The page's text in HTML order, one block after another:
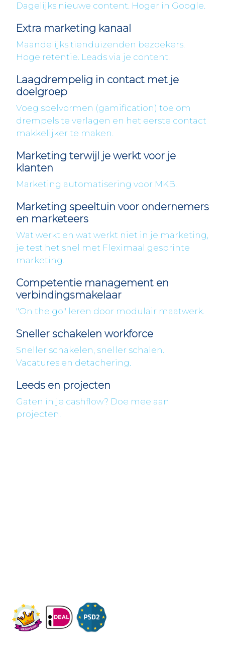
Dagelijks nieuwe content. Hoger in Google.
Extra marketing kanaal
Maandelijks tienduizenden bezoekers.
Hoge retentie. Leads via je content.
Laagdrempelig in contact met je
doelgroep
Voeg spelvormen (gamification) toe om
drempels te verlagen en het eerste contact
makkelijker te maken.
Marketing terwijl je werkt voor je
klanten
Marketing automatisering voor MKB.
Marketing speeltuin voor ondernemers
en marketeers
Wat werkt en wat werkt niet in je marketing,
je test het snel met Fleximaal gesprinte
marketing.
Competentie management en
verbindingsmakelaar
"On the go" leren door modulair maatwerk.
Sneller schakelen workforce
Sneller schakelen, sneller schalen.
Vacatures en detachering.
Leeds en projecten
Gaten in je cashflow? Doe mee aan
projecten.